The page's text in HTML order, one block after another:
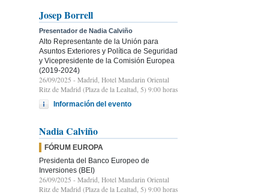
Josep Borrell
Presentador de Nadia Calviño
Alto Representante de la Unión para
Asuntos Exteriores y Política de Seguridad
y Vicepresidente de la Comisión Europea
(2019-2024)
26/09/2025 - Madrid, Hotel Mandarin Oriental
Ritz de Madrid (Plaza de la Lealtad, 5) 9:00 horas
Información del evento
Nadia Calviño
FÓRUM EUROPA
Presidenta del Banco Europeo de
Inversiones (BEI)
26/09/2025 - Madrid, Hotel Mandarin Oriental
Ritz de Madrid (Plaza de la Lealtad, 5) 9:00 horas